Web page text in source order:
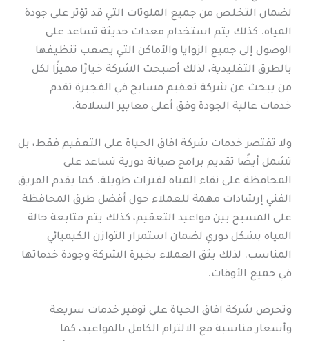
لضمان التخلص من جميع الملوثات التي قد تؤثر على جودة
المياه. كذلك يتم استخدام معدات حديثة تساعد على
الوصول إلى جميع الزوايا والأماكن التي يصعب تنظيفها
بالطرق التقليدية، لذلك أصبحت الشركة خيارًا مميزًا لكل
من يبحث عن شركة تعقيم مسابح في الفجيرة تقدم
خدمات عالية الجودة وفق أعلى معايير السلامة.
ولا تقتصر خدمات شركة افاق الحياة على التعقيم فقط، بل
تشمل أيضًا تقديم برامج صيانة دورية تساعد على
المحافظة على نقاء المياه لفترات طويلة. كما يقدم الفريق
الفني إرشادات مهمة للعملاء حول أفضل طرق المحافظة
على المسبح بين مواعيد التعقيم، كذلك يتم متابعة حالة
المياه بشكل دوري لضمان استمرار التوازن الكيميائي
المناسب. لذلك يثق العملاء بخبرة الشركة وجودة خدماتها
في جميع الأوقات.
وتحرص شركة افاق الحياة على توفير خدمات سريعة
وأسعار مناسبة مع الالتزام الكامل بالمواعيد، كما